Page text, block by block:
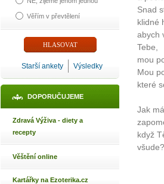
Věřím v převtělení
Starší ankety Výsledky
DOPORUČUJEME
Zdravá Výživa - diety a
recepty
Věštění online
Kartářky na Ezoterika.cz
Snad
klidné
abych
Tebe,
mou
Mou
které
Jak
když
všude?